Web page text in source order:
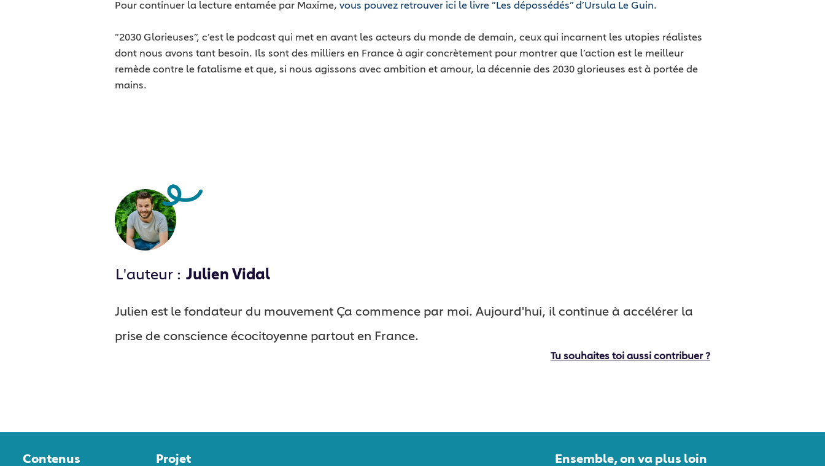
Pour continuer la lecture entamée par Maxime, vous pouvez retrouver ici le livre “Les dépossédés” d’Ursula Le Guin.
“2030 Glorieuses”, c’est le podcast qui met en avant les acteurs du monde de demain, ceux qui incarnent les utopies réalistes
dont nous avons tant besoin. Ils sont des milliers en France à agir concrètement pour montrer que l’action est le meilleur
remède contre le fatalisme et que, si nous agissons avec ambition et amour, la décennie des 2030 glorieuses est à portée de
mains.
L'auteur : Julien Vidal
Julien est le fondateur du mouvement Ça commence par moi. Aujourd'hui, il continue à accélérer la
prise de conscience écocitoyenne partout en France.
Tu souhaites toi aussi contribuer ?
Contenus Projet Ensemble, on va plus loin